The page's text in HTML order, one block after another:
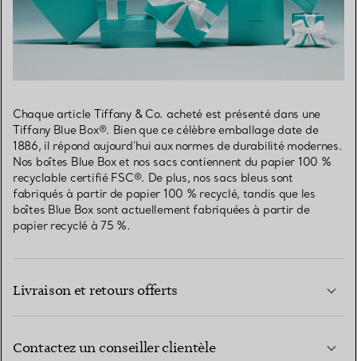
Chaque article Tiffany & Co. acheté est présenté dans une
Tiffany Blue Box®. Bien que ce célèbre emballage date de
1886, il répond aujourd’hui aux normes de durabilité modernes.
Nos boîtes Blue Box et nos sacs contiennent du papier 100 %
recyclable certifié FSC®. De plus, nos sacs bleus sont
fabriqués à partir de papier 100 % recyclé, tandis que les
boîtes Blue Box sont actuellement fabriquées à partir de
papier recyclé à 75 %.
Livraison et retours offerts
Contactez un conseiller clientèle